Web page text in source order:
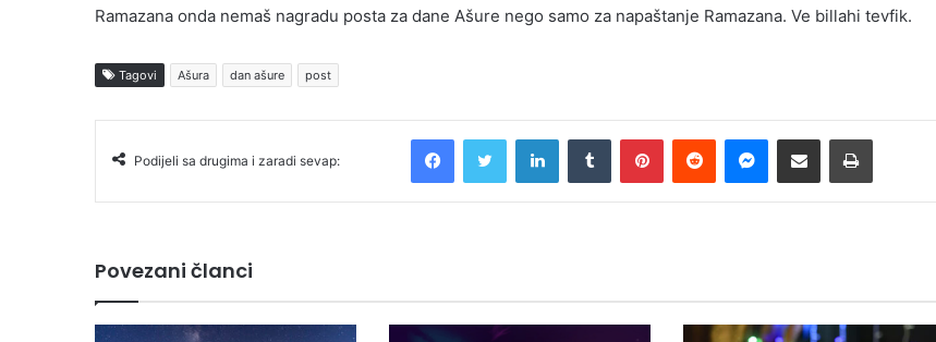
Ramazana onda nemaš nagradu posta za dane Ašure nego samo za napaštanje Ramazana. Ve billahi tevfik.
Tagovi Ašura dan ašure post
Podijeli sa drugima i zaradi sevap:
Povezani članci